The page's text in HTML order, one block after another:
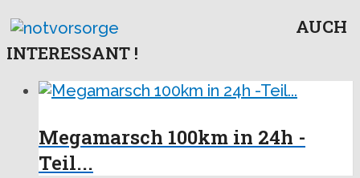
AUCH
INTERESSANT !
Megamarsch 100km in 24h -
Teil...